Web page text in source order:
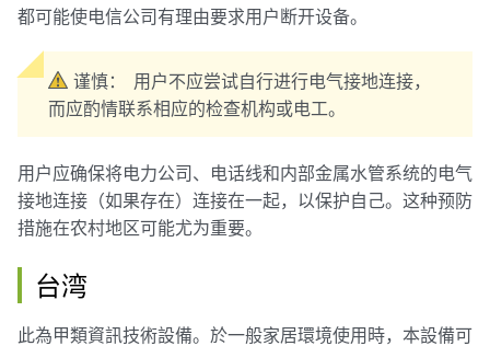
都可能使电信公司有理由要求用户断开设备。
谨慎：
用户不应尝试自行进行电气接地连接，
而应酌情联系相应的检查机构或电工。
用户应确保将电力公司、电话线和内部金属水管系统的电气
接地连接（如果存在）连接在一起，以保护自己。这种预防
措施在农村地区可能尤为重要。
台湾
此為甲類資訊技術設備。於一般家居環境使用時，本設備可